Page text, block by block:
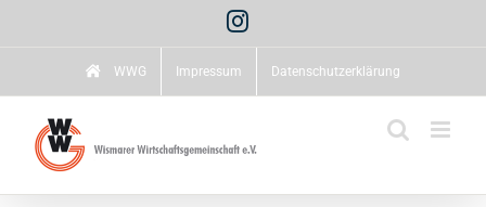
Instagram
WWG Impressum Datenschutzerklärung